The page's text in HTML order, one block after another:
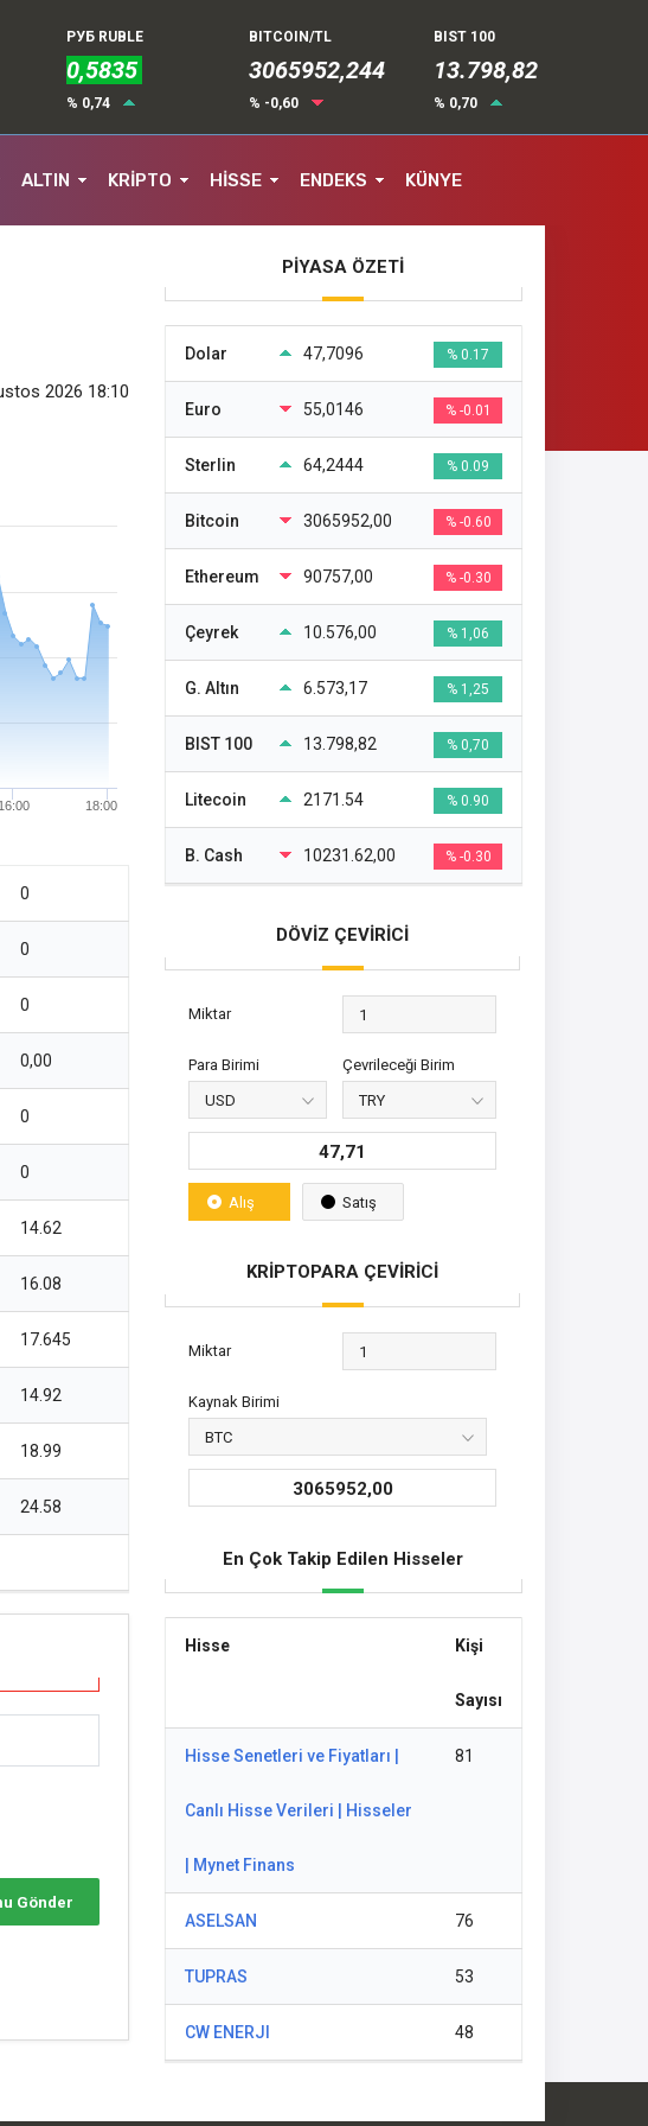
РУБ RUBLE
0,5835
% 0,74
BITCOIN/TL
3065952,244
% -0,60
BIST 100
13.798,82
% 0,70
ALTIN KRİPTO HİSSE ENDEKS KÜNYE
2026 18:10
16:00 18:00
0
0
0
0,00
0
0
14.62
16.08
17.645
14.92
18.99
24.58
PİYASA ÖZETİ
Dolar 47,7096 % 0.17
Euro 55,0146 % -0.01
Sterlin 64,2444 % 0.09
Bitcoin 3065952,00 % -0.60
Ethereum 90757,00 % -0.30
Çeyrek 10.576,00 % 1,06
G. Altın 6.573,17 % 1,25
BIST 100 13.798,82 % 0,70
Litecoin 2171.54 % 0.90
B. Cash 10231.62,00 % -0.30
DÖVİZ ÇEVİRİCİ
Miktar
Para Birimi Çevrileceği Birim
47,71
Alış Satış
KRİPTOPARA ÇEVİRİCİ
Miktar
Kaynak Birimi
3065952,00
En Çok Takip Edilen Hisseler
Hisse Kişi
Sayısı
Hisse Senetleri ve Fiyatları |
Canlı Hisse Verileri | Hisseler
| Mynet Finans
81
ASELSAN 76
TUPRAS 53
CW ENERJI 48